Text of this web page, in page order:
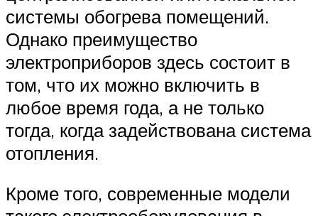
системы обогрева помещений.
Однако преимущество
электроприборов здесь состоит в
том, что их можно включить в
любое время года, а не только
тогда, когда задействована система
отопления.
Кроме того, современные модели